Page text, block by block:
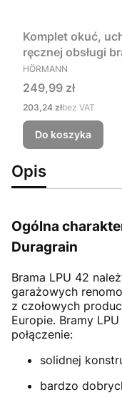
Komplet okuć,
ręcznej obsługi
PRODUCENT
HÖRMANN
Cena
249,99 zł
Cena
203,24 złbez VAT
Do koszyka
Opis
Ogólna
Duragrain
Brama LPU 42
garażowych
z czołowych
Europie. Bramy
połączenie:
solidnej
bardzo